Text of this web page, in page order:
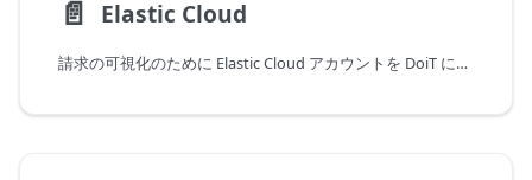
📄️ Elastic Cloud
請求の可視化のために Elastic Cloud アカウントを DoiT に接続してください